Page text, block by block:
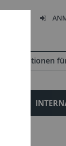
Informationen